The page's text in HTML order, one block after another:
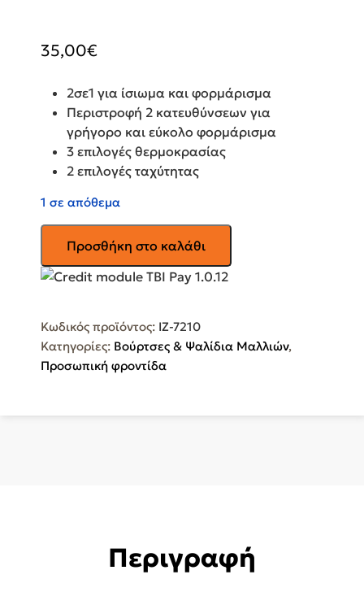
35,00€
2σε1 για ίσιωμα και φορμάρισμα
Περιστροφή 2 κατευθύνσεων για
γρήγορο και εύκολο φορμάρισμα
3 επιλογές θερμοκρασίας
2 επιλογές ταχύτητας
1 σε απόθεμα
Ηλεκτρική
Βούρτσα
Κεραμική
και
με
Προσθήκη στο καλάθι
Κωδικός προϊόντος: IZ-7210
Κατηγορίες: Βούρτσες & Ψαλίδια Μαλλιών,
Προσωπική φροντίδα
Περιγραφή